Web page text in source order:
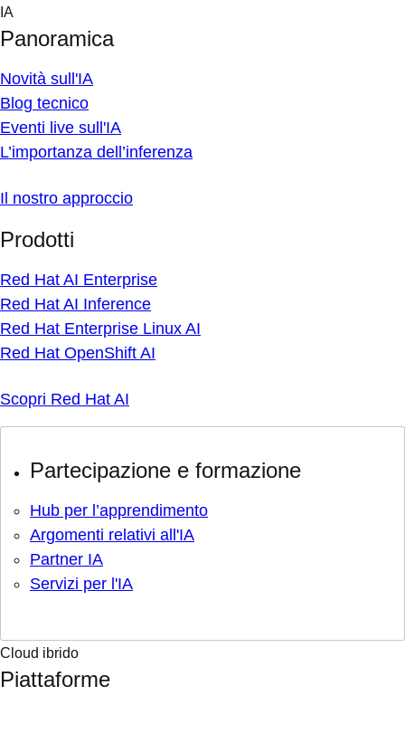
Skip
content
IA
Panoramica
Novità sull'IA
Blog tecnico
Eventi live sull'IA
L’importanza dell’inferenza
Il nostro approccio
Prodotti
Red Hat AI Enterprise
Red Hat AI Inference
Red Hat Enterprise Linux AI
Red Hat OpenShift AI
Scopri Red Hat AI
Partecipazione e formazione
Hub per l’apprendimento
Argomenti relativi all'IA
Partner IA
Servizi per l'IA
Cloud ibrido
Piattaforme